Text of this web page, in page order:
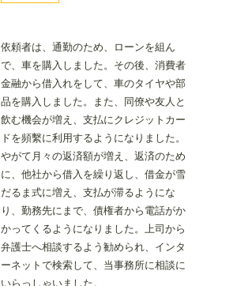
依頼者は、通勤のため、ローンを組ん
で、車を購入しました。その後、消費者
金融から借入れをして、車のタイヤや部
品を購入しました。また、同僚や友人と
飲む機会が増え、支払にクレジットカー
ドを頻繫に利用するようになりました。
やがて月々の返済額が増え、返済のため
に、他社から借入を繰り返し、借金が雪
だるま式に増え、支払が滞るようにな
り、勤務先にまで、債権者から電話がか
かってくるようになりました。上司から
弁護士へ相談するよう勧められ、インタ
ーネットで検索して、当事務所に相談に
いらっしゃいました。